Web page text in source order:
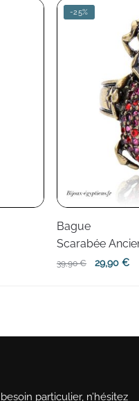
-25%
Bague
Scarabée
39,90€
Le
29,90 €Le
particulier, n’hésitez